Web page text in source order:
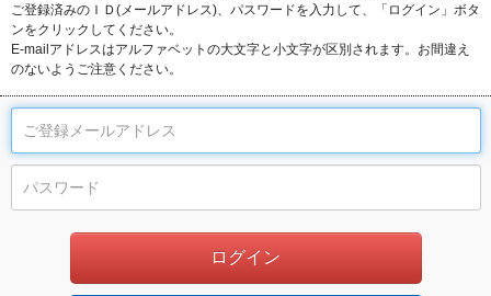
ご登録済みのＩＤ(メールアドレス)、パスワードを入力して、「ログイン」ボタ
ンをクリックしてください。
E-mailアドレスはアルファベットの大文字と小文字が区別されます。お間違え
のないようご注意ください。